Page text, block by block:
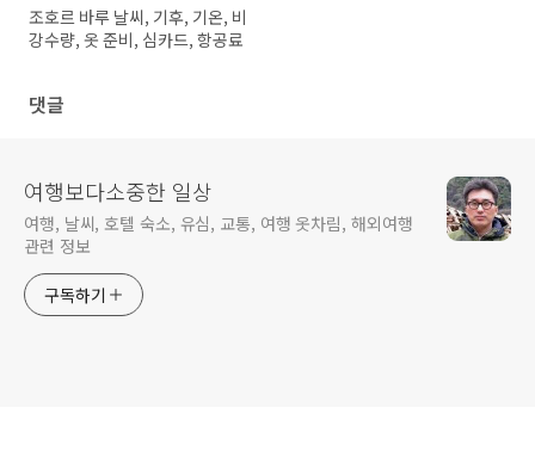
조호르 바루 날씨, 기후, 기온, 비
강수량, 옷 준비, 심카드, 항공료
댓글
여행보다소중한 일상
여행, 날씨, 호텔 숙소, 유심, 교통, 여행 옷차림, 해외여행
관련 정보
구독하기